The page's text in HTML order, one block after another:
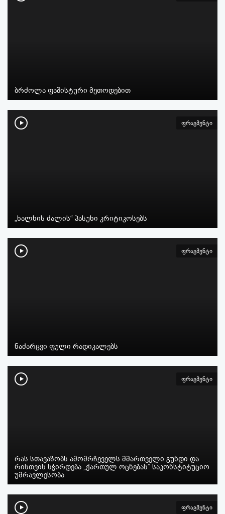
ბრძოლა ფაშისტური მეთოდებით
ფრაგმენტი
„ხალხის ძალის“ პასუხი კრიტიკოსებს
ფრაგმენტი
ნაძარცვი ფული რადიკალებს
ფრაგმენტი
რას სთავაზობს ამომრჩეველს მმართველი გუნდი და
რისთვის სჭირდება „ქართულ ოცნებას” საკონსტიტუციო
უმრავლესობა
ფრაგმენტი